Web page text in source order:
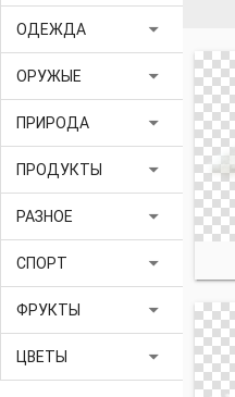
ОДЕЖДА arrow_drop_down
ОРУЖЫЕ arrow_drop_down
ПРИРОДА arrow_drop_down
ПРОДУКТЫ arrow_drop_down
РАЗНОЕ arrow_drop_down
СПОРТ arrow_drop_down
ФРУКТЫ arrow_drop_down
ЦВЕТЫ arrow_drop_down